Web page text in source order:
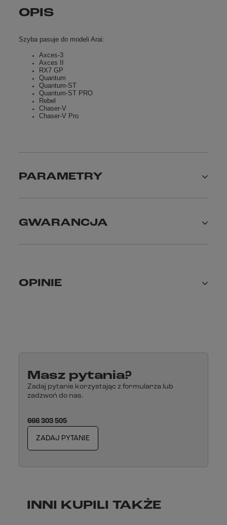
OPIS
Szyba pasuje do modeli Arai:
Axces-3
Axces II
RX7 GP
Quantum
Quantum-ST
Quantum-ST PRO
Rebel
Chaser-V
Chaser-V Pro
PARAMETRY
GWARANCJA
OPINIE
Masz pytania?
Zadaj pytanie korzystając z formularza lub
zadzwoń do nas.
666 303 505
ZADAJ PYTANIE
INNI KUPILI TAKŻE